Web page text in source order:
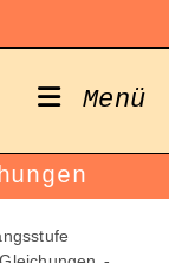
Menü